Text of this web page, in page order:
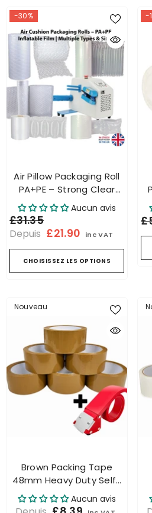
-30%
Air Pillow Packaging Roll
PA+PE – Strong Clear
Inflatable Film – Various
Sizes
Aucun avis
£31.35
Depuis £21.90 inc VAT
CHOISISSEZ LES OPTIONS
-
Nouveau
Brown Packing Tape
48mm Heavy Duty Self-
Adhesive Strong + Tape
Gun
Aucun avis